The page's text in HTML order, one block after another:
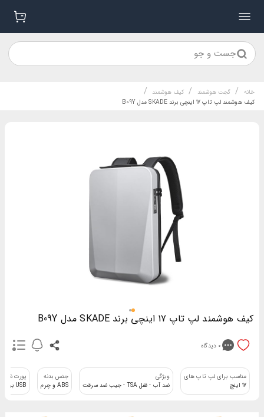
جست و جو
خانه / گجت هوشمند / کیف هوشمند /
کیف هوشمند لپ تاپ 17 اینچی برند SKADE مدل B09Y
کیف هوشمند لپ تاپ 17 اینچی برند SKADE مدل B09Y
0 دیدگاه
مناسب برای لپ تاپ های
17 اینچ
ويژگی
ضد آب - قفل TSA - جیب ضد سرقت
جنس بدنه
ABS و چرم
پورت شارژ
USB برای شارژ گوشی همراه در حین حرکت